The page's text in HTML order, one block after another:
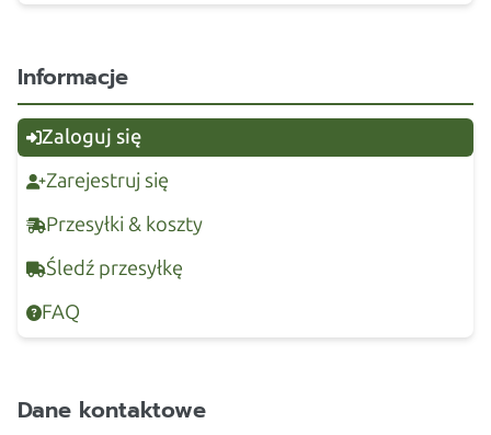
Informacje
Zaloguj się
Zarejestruj się
Przesyłki & koszty
Śledź przesyłkę
FAQ
Dane kontaktowe